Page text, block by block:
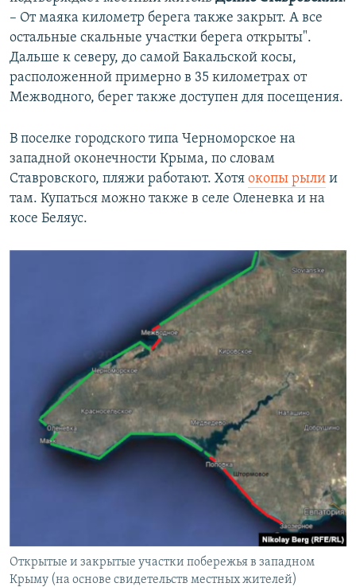
– От маяка километр берега также закрыт. А все
остальные скальные участки берега открыты".
Дальше к северу, до самой Бакальской косы,
расположенной примерно в 35 километрах от
Межводного, берег также доступен для посещения.
В поселке городского типа Черноморское на
западной оконечности Крыма, по словам
Ставровского, пляжи работают. Хотя окопы рыли и
там. Купаться можно также в селе Оленевка и на
косе Беляус.
Открытые и закрытые участки побережья в западном
Крыму (на основе свидетельств местных жителей)